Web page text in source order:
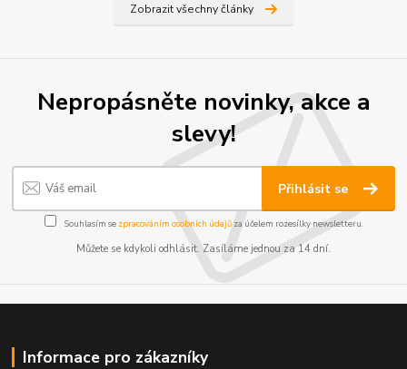
Zobrazit všechny články
Nepropásněte novinky, akce a
slevy!
Přihlásit se
Souhlasím se zpracováním osobních údajůza účelem rozesílky newsletteru.
Můžete se kdykoli odhlásit. Zasíláme jednou za 14 dní.
Informace pro zákazníky